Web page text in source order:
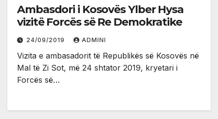
Ambasdori i Kosovës Ylber Hysa
vizitë Forcës së Re Demokratike
24/09/2019 ADMINI
Vizita e ambasadorit të Republikës së Kosovës në
Mal të Zi Sot, më 24 shtator 2019, kryetari i
Forcës së…